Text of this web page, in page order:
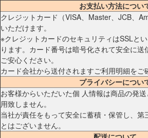
お支払い方法につい
クレジットカード（VISA、Master、JCB、
いただけます。
※クレジットカードのセキュリティはSSLと
ります。カード番号は暗号化されて安全に
ご安心ください。
カード会社から送付されますご利用明細をご
プライバシーについ
お客様からいただいた個 人情報は商品の発
用致しません。
当社が責任をもって安全に蓄積・保管し、第
とはございません。